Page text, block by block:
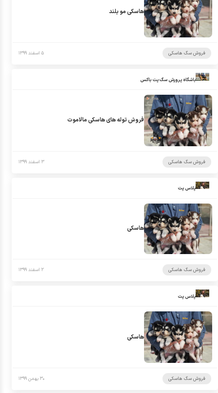
هاسکی مو بلند
فروش سگ هاسکی ۵ اسفند ۱۳۹۹
باشگاه پرورش سگ پت باکس
فروش توله های هاسکی مالاموت
فروش سگ هاسکی ۳ اسفند ۱۳۹۹
پلاس پت
هاسکی
فروش سگ هاسکی ۲ اسفند ۱۳۹۹
پلاس پت
هاسکی
فروش سگ هاسکی ۳۰ بهمن ۱۳۹۹